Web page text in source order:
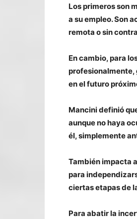
Los primeros son
a su empleo. Son
remota o sin
En cambio, para
profesionalmente,
en el futuro
Mancini definió
aunque no haya
él, simplemente
También impacta
para
ciertas etapas de
Para abatir la